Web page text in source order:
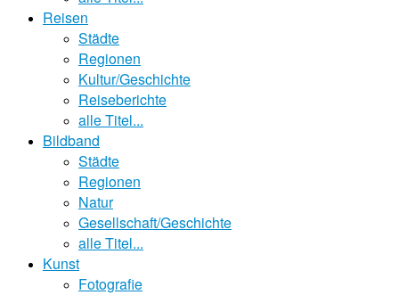
Reisen
Städte
Regionen
Kultur/Geschichte
Reiseberichte
alle Titel...
Bildband
Städte
Regionen
Natur
Gesellschaft/Geschichte
alle Titel...
Kunst
Fotografie